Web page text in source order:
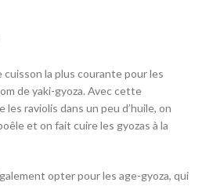
cuisson la plus courante pour les
de yaki-gyoza. Avec cette
raviolis dans un peu d’huile, on
et on fait cuire les gyozas à la
opter pour les age-gyoza, qui